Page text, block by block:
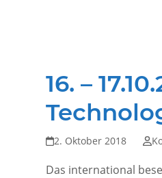
16. –
2. Oktober 2018
Das international